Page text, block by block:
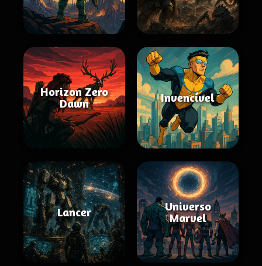
Horizon Zero
Dawn
Invencível
Lancer
Universo
Marvel